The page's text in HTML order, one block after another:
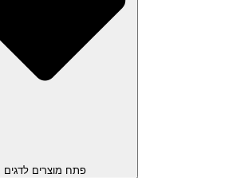
פתח מוצרים לדגים